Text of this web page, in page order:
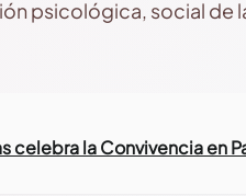
psicológica, social de
celebra la Convivencia en